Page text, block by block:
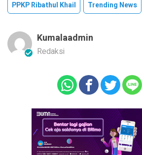
PPKP Ribathul Khail
Trending News
Kumalaadmin
Redaksi